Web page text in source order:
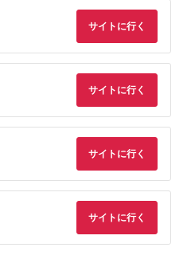
サイトに行く
サイトに行く
サイトに行く
サイトに行く